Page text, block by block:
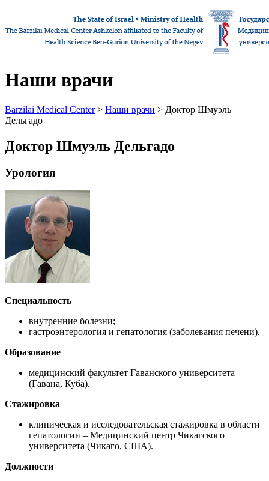
Наши врачи
Barzilai Medical Center> Наши врачи > Доктор Шмуэль
Дельгадо
Доктор Шмуэль Дельгадо
Урология
Специальность
внутренние болезни;
гастроэнтерология и гепатология (заболевания печени).
Образование
медицинский факультет Гаванского университета
(Гавана, Куба).
Стажировка
клиническая и исследовательская стажировка в области
гепатологии – Медицинский центр Чикагского
университета (Чикаго, США).
Должности